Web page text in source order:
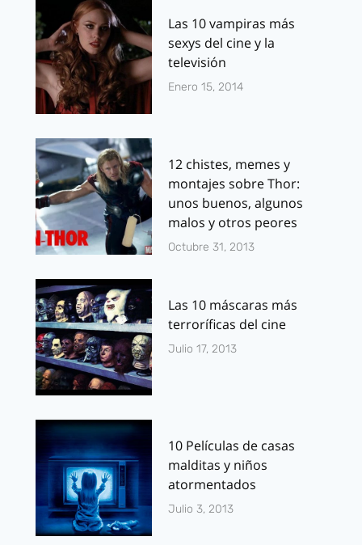
Las 10 vampiras más
sexys del cine y la
televisión
Enero 15, 2014
12 chistes, memes y
montajes sobre Thor:
unos buenos, algunos
malos y otros peores
Octubre 31, 2013
Las 10 máscaras más
terroríficas del cine
Julio 17, 2013
10 Películas de casas
malditas y niños
atormentados
Julio 3, 2013